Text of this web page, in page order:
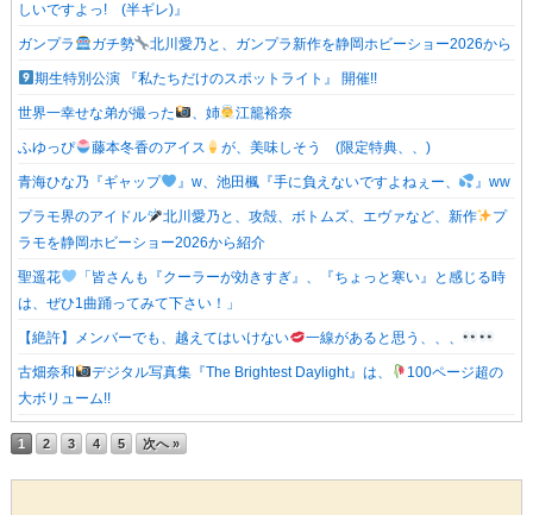
しいですよっ! (半ギレ)』
ガンプラ ガチ勢 北川愛乃と、ガンプラ新作を静岡ホビーショー2026から
期生特別公演 『私たちだけのスポットライト』 開催!!
世界一幸せな弟が撮った 、姉 江籠裕奈
ふゆっぴ 藤本冬香のアイス が、美味しそう (限定特典、、)
青海ひな乃『ギャップ 』w、池田楓『手に負えないですよねぇー、 』ww
プラモ界のアイドル 北川愛乃と、攻殻、ボトムズ、エヴァなど、新作
プ
ラモを静岡ホビーショー2026から紹介
聖遥花
「皆さんも『クーラーが効きすぎ』、『ちょっと寒い』と感じる時
は、ぜひ1曲踊ってみて下さい！」
【絶許】メンバーでも、越えてはいけない 一線があると思う、、、
古畑奈和 デジタル写真集『The Brightest Daylight』は、
100ページ超の
大ボリューム!!
1 2 3 4 5 次へ »